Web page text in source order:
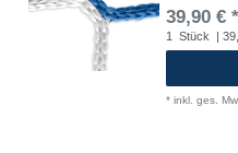
39,90 € *
1 Stück |
* inkl. ges.